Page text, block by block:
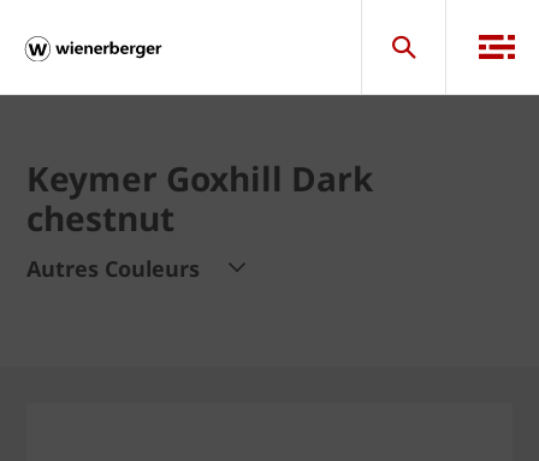
Keymer Goxhill Dark
chestnut
Autres Couleurs